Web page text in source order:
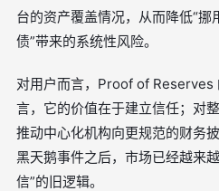
台的资产覆盖情况，从而降低“
债”带来的系统性风险。
对用户而言，Proof of Reserves
言，它的价值在于建立信任；对
推动中心化机构向更规范的财务
黑天鹅事件之后，市场已经越来
信”的旧逻辑。